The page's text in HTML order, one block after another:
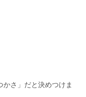
さ」だと決めつけま